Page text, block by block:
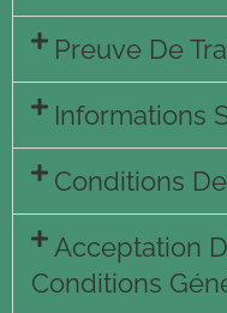
Preuve De
Informations
Conditions
Acceptation
Conditions